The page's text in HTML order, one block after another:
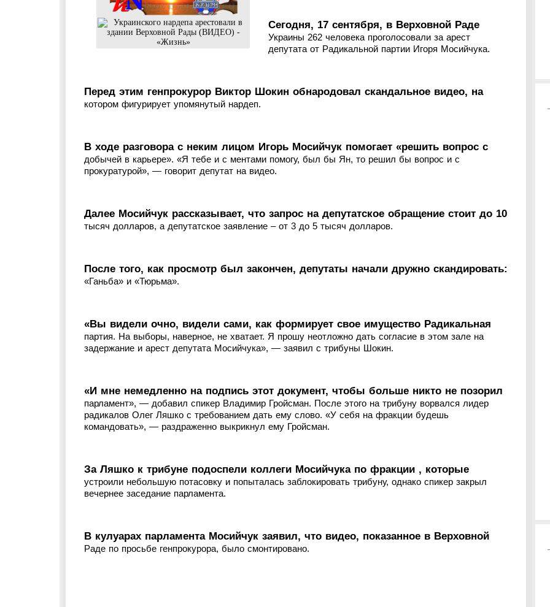
Сегодня, 17 сентября, в Верховной Раде
Украины 262 человека проголосовали за арест
депутата от Радикальной партии Игоря Мосийчука.
Перед этим генпрокурор Виктор Шокин обнародовал скандальное видео, на
котором фигурирует упомянутый нардеп.
В ходе разговора с неким лицом Игорь Мосийчук помогает «решить вопрос с
добычей в карьере». «Я тебе и с ментами помогу, был бы Ян, то решил бы вопрос и с
прокуратурой», — говорит депутат на видео.
Далее Мосийчук рассказывает, что запрос на депутатское обращение стоит до 10
тысяч долларов, а депутатское заявление – от 3 до 5 тысяч долларов.
После того, как просмотр был закончен, депутаты начали дружно скандировать:
«Ганьба» и «Тюрьма».
«Вы видели очно, видели сами, как формирует свое имущество Радикальная
партия. На выборы, наверное, не хватает. Я прошу неотложно дать согласие в этом зале на
задержание и арест депутата Мосийчука», — заявил с трибуны Шокин.
«И мне немедленно на подпись этот документ, чтобы больше никто не позорил
парламент», — добавил спикер Владимир Гройсман. После этого на трибуну ворвался лидер
радикалов Олег Ляшко с требованием дать ему слово. «У себя на фракции будешь
командовать», — раздраженно выкрикнул ему Гройсман.
За Ляшко к трибуне подоспели коллеги Мосийчука по фракции , которые
устроили небольшую потасовку и попыталась заблокировать трибуну, однако спикер закрыл
вечернее заседание парламента.
В кулуарах парламента Мосийчук заявил, что видео, показанное в Верховной
Раде по просьбе генпрокурора, было смонтировано.